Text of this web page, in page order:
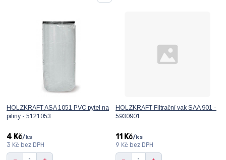
HOLZKRAFT ASA 1051 PVC pytel na
piliny - 5121053
4 Kč/ks
3 Kč bez DPH
HOLZKRAFT Filtrační vak SAA 901 -
5930901
11 Kč/ks
9 Kč bez DPH